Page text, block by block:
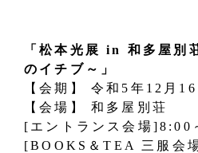
「松本光展 in 和多屋別
のイチブ～」
【会期】 令和5年12月
【会場】 和多屋別荘
[エントランス会場]8:00
[BOOKS＆TEA 三服会